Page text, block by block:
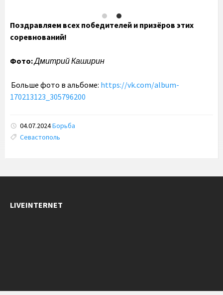
Поздравляем всех победителей и призёров этих
соревнований!
Фото:Дмитрий Каширин
Больше фото в альбоме: https://vk.com/album-
170213123_305796200
04.07.2024Борьба
Tags:
Севастополь
LIVEINTERNET